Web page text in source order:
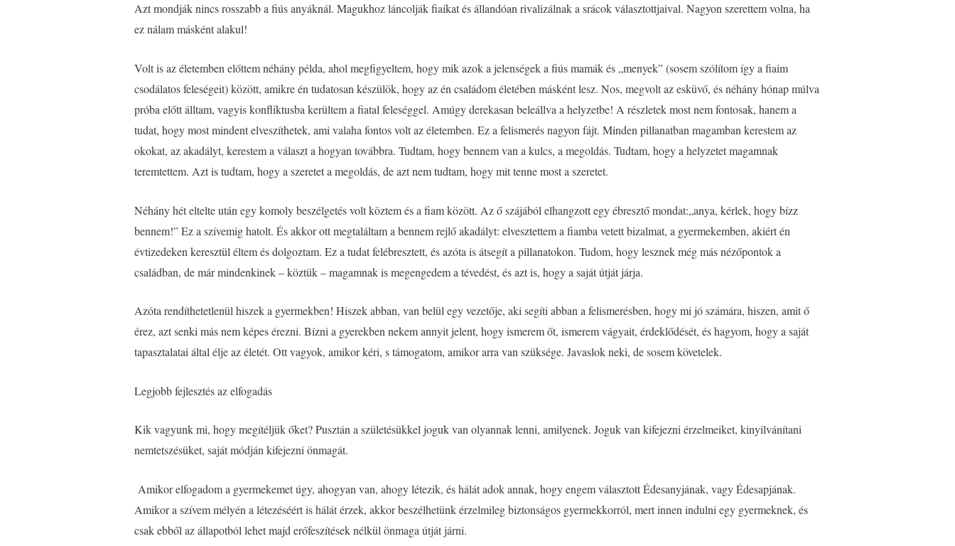
Azt mondják nincs rosszabb a fiús anyáknál. Magukhoz láncolják fiaikat és állandóan rivalizálnak a srácok választottjaival. Nagyon szerettem volna, ha
ez nálam másként alakul!
Volt is az életemben előttem néhány példa, ahol megfigyeltem, hogy mik azok a jelenségek a fiús mamák és „menyek” (sosem szólítom így a fiaim
csodálatos feleségeit) között, amikre én tudatosan készülök, hogy az én családom életében másként lesz. Nos, megvolt az esküvő, és néhány hónap múlva
próba előtt álltam, vagyis konfliktusba kerültem a fiatal feleséggel. Amúgy derekasan beleállva a helyzetbe! A részletek most nem fontosak, hanem a
tudat, hogy most mindent elveszíthetek, ami valaha fontos volt az életemben. Ez a felismerés nagyon fájt. Minden pillanatban magamban kerestem az
okokat, az akadályt, kerestem a választ a hogyan továbbra. Tudtam, hogy bennem van a kulcs, a megoldás. Tudtam, hogy a helyzetet magamnak
teremtettem. Azt is tudtam, hogy a szeretet a megoldás, de azt nem tudtam, hogy mit tenne most a szeretet.
Néhány hét eltelte után egy komoly beszélgetés volt köztem és a fiam között. Az ő szájából elhangzott egy ébresztő mondat:„anya, kérlek, hogy bízz
bennem!” Ez a szívemig hatolt. És akkor ott megtaláltam a bennem rejlő akadályt: elvesztettem a fiamba vetett bizalmat, a gyermekemben, akiért én
évtizedeken keresztül éltem és dolgoztam. Ez a tudat felébresztett, és azóta is átsegít a pillanatokon. Tudom, hogy lesznek még más nézőpontok a
családban, de már mindenkinek – köztük – magamnak is megengedem a tévedést, és azt is, hogy a saját útját járja.
Azóta rendíthetetlenül hiszek a gyermekben! Hiszek abban, van belül egy vezetője, aki segíti abban a felismerésben, hogy mi jó számára, hiszen, amit ő
érez, azt senki más nem képes érezni. Bízni a gyerekben nekem annyit jelent, hogy ismerem őt, ismerem vágyait, érdeklődését, és hagyom, hogy a saját
tapasztalatai által élje az életét. Ott vagyok, amikor kéri, s támogatom, amikor arra van szüksége. Javaslok neki, de sosem követelek.
Legjobb fejlesztés az elfogadás
Kik vagyunk mi, hogy megítéljük őket? Pusztán a születésükkel joguk van olyannak lenni, amilyenek. Joguk van kifejezni érzelmeiket, kinyilvánítani
nemtetszésüket, saját módján kifejezni önmagát.
Amikor elfogadom a gyermekemet úgy, ahogyan van, ahogy létezik, és hálát adok annak, hogy engem választott Édesanyjának, vagy Édesapjának.
Amikor a szívem mélyén a létezéséért is hálát érzek, akkor beszélhetünk érzelmileg biztonságos gyermekkorról, mert innen indulni egy gyermeknek, és
csak ebből az állapotból lehet majd erőfeszítések nélkül önmaga útját járni.